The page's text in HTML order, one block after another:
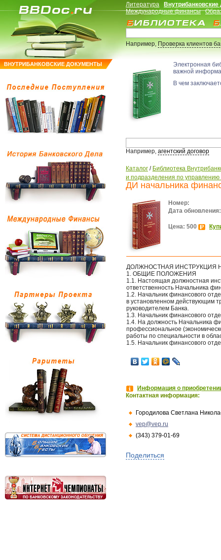
ВНУТРИБАНКОВСКИЕ ДОКУМЕНТЫ
Литература
Международные финансы
Например,Проверка клиентов
Электронная
важной
В чем
Например, агентский договор
Каталог / Библиотека
и подразделения по
ДИ начальника
Номер:
Дата обновления:
Цена: 500
ДОЛЖНОСТНАЯ ИНСТРУКЦИЯ
1. ОБЩИЕ ПОЛОЖЕНИЯ
1.1. Настоящая должностная
ответственность Начальника
1.2. Начальник финансового
в установленном действующим
руководителем Банка.
1.3. Начальник финансового
1.4. На должность Начальника
профессиональное
работы по специальности в
1.5. Начальник финансового
Информация о
Контактная информация:
Городилова Светлана
vep@vep.ru
(343) 379-01-69
Поделиться